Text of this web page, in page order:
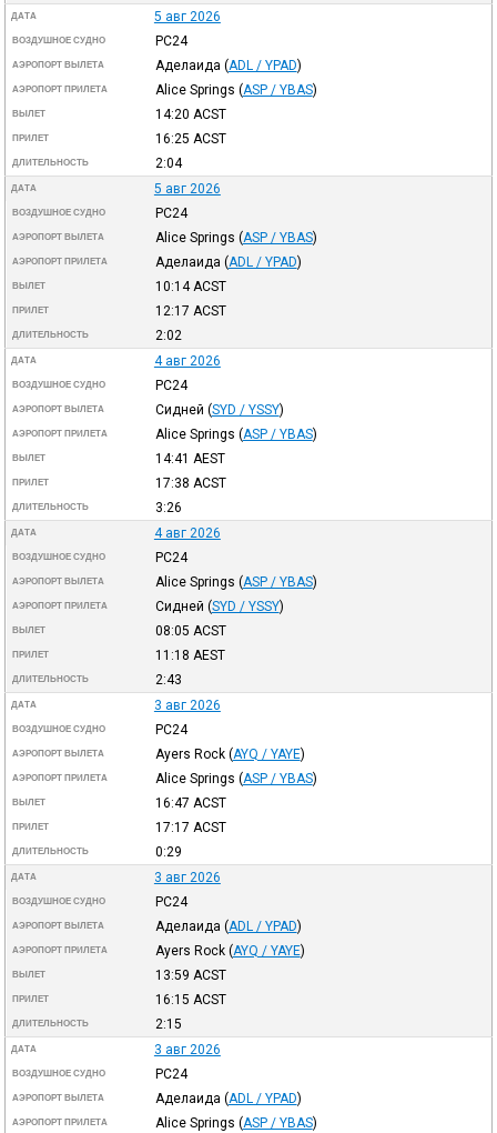
ДАТА 5 авг 2026
ВОЗДУШНОЕ СУДНО PC24
АЭРОПОРТ ВЫЛЕТА Аделаида (ADL / YPAD)
АЭРОПОРТ ПРИЛЕТА Alice Springs (ASP / YBAS)
ВЫЛЕТ 14:20 ACST
ПРИЛЕТ 16:25 ACST
ДЛИТЕЛЬНОСТЬ 2:04
ДАТА 5 авг 2026
ВОЗДУШНОЕ СУДНО PC24
АЭРОПОРТ ВЫЛЕТА Alice Springs (ASP / YBAS)
АЭРОПОРТ ПРИЛЕТА Аделаида (ADL / YPAD)
ВЫЛЕТ 10:14 ACST
ПРИЛЕТ 12:17 ACST
ДЛИТЕЛЬНОСТЬ 2:02
ДАТА 4 авг 2026
ВОЗДУШНОЕ СУДНО PC24
АЭРОПОРТ ВЫЛЕТА Сидней (SYD / YSSY)
АЭРОПОРТ ПРИЛЕТА Alice Springs (ASP / YBAS)
ВЫЛЕТ 14:41 AEST
ПРИЛЕТ 17:38 ACST
ДЛИТЕЛЬНОСТЬ 3:26
ДАТА 4 авг 2026
ВОЗДУШНОЕ СУДНО PC24
АЭРОПОРТ ВЫЛЕТА Alice Springs (ASP / YBAS)
АЭРОПОРТ ПРИЛЕТА Сидней (SYD / YSSY)
ВЫЛЕТ 08:05 ACST
ПРИЛЕТ 11:18 AEST
ДЛИТЕЛЬНОСТЬ 2:43
ДАТА 3 авг 2026
ВОЗДУШНОЕ СУДНО PC24
АЭРОПОРТ ВЫЛЕТА Ayers Rock (AYQ / YAYE)
АЭРОПОРТ ПРИЛЕТА Alice Springs (ASP / YBAS)
ВЫЛЕТ 16:47 ACST
ПРИЛЕТ 17:17 ACST
ДЛИТЕЛЬНОСТЬ 0:29
ДАТА 3 авг 2026
ВОЗДУШНОЕ СУДНО PC24
АЭРОПОРТ ВЫЛЕТА Аделаида (ADL / YPAD)
АЭРОПОРТ ПРИЛЕТА Ayers Rock (AYQ / YAYE)
ВЫЛЕТ 13:59 ACST
ПРИЛЕТ 16:15 ACST
ДЛИТЕЛЬНОСТЬ 2:15
ДАТА 3 авг 2026
ВОЗДУШНОЕ СУДНО PC24
АЭРОПОРТ ВЫЛЕТА Аделаида (ADL / YPAD)
АЭРОПОРТ ПРИЛЕТА Alice Springs (ASP / YBAS)